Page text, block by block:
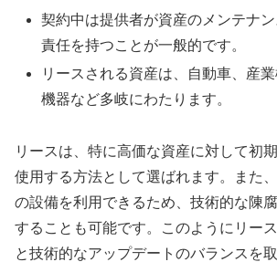
契約中は提供者が資産のメンテナ
責任を持つことが一般的です。
リースされる資産は、自動車、産
機器など多岐にわたります。
リースは、特に高価な資産に対して初
使用する方法として選ばれます。また
の設備を利用できるため、技術的な陳
することも可能です。このようにリー
と技術的なアップデートのバランスを